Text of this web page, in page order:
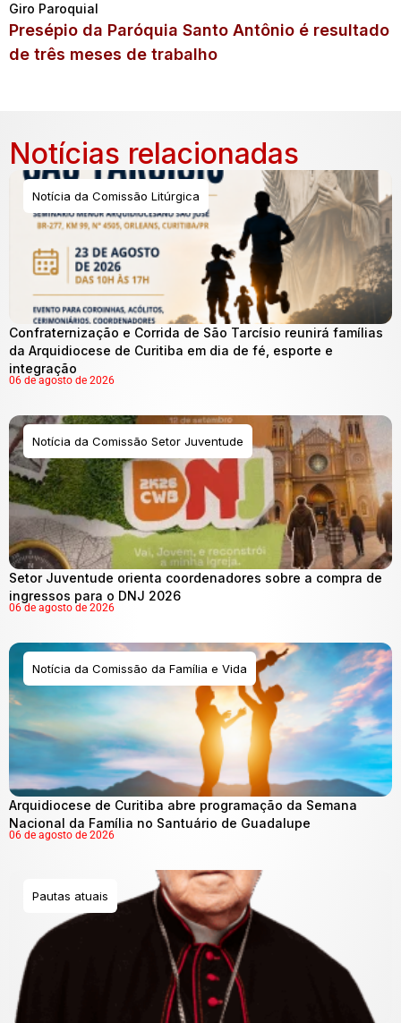
Giro Paroquial
Presépio da Paróquia Santo Antônio é resultado
de três meses de trabalho
Notícias relacionadas
Notícia da Comissão Litúrgica
Confraternização e Corrida de São Tarcísio reunirá famílias
da Arquidiocese de Curitiba em dia de fé, esporte e
integração
06 de agosto de 2026
Notícia da Comissão Setor Juventude
Setor Juventude orienta coordenadores sobre a compra de
ingressos para o DNJ 2026
06 de agosto de 2026
Notícia da Comissão da Família e Vida
Arquidiocese de Curitiba abre programação da Semana
Nacional da Família no Santuário de Guadalupe
06 de agosto de 2026
Pautas atuais